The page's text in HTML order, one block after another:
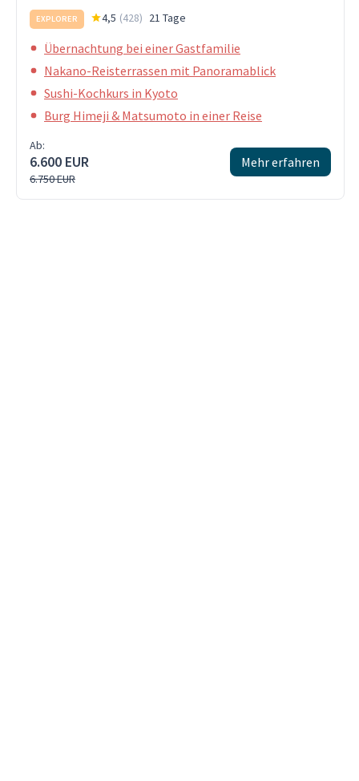
EXPLORER 4,5 (428) 21 Tage
Übernachtung bei einer Gastfamilie
Nakano-Reisterrassen mit Panoramablick
Sushi-Kochkurs in Kyoto
Burg Himeji & Matsumoto in einer Reise
Ab:
6.600 EUR
6.750 EUR
Mehr erfahren